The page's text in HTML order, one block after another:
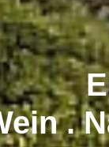
.